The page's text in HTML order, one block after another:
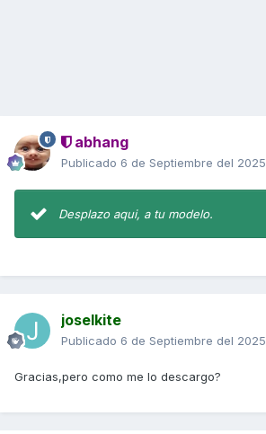
abhang
Publicado 6 de Septiembre del 2025
Desplazo aqui, a tu modelo.
joselkite
Publicado 6 de Septiembre del 2025
Gracias,pero como me lo descargo?